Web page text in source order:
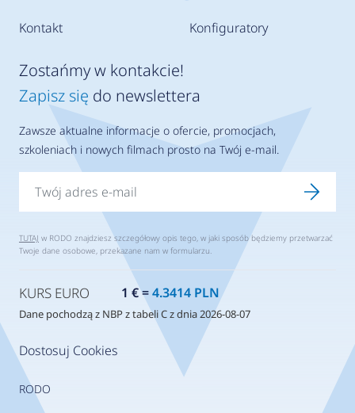
Kontakt Konfiguratory
Dostosuj Cookies
RODO
Zostańmy w kontakcie!
Zapisz się do newslettera
Zawsze aktualne informacje o ofercie, promocjach,
szkoleniach i nowych filmach prosto na Twój e-mail.
TUTAJ w RODO znajdziesz szczegółowy opis tego, w jaki sposób będziemy przetwarzać
Twoje dane osobowe, przekazane nam w formularzu.
KURS EURO 1 € =4.3414 PLN
Dane pochodzą z NBP z tabeli C z dnia 2026-08-07